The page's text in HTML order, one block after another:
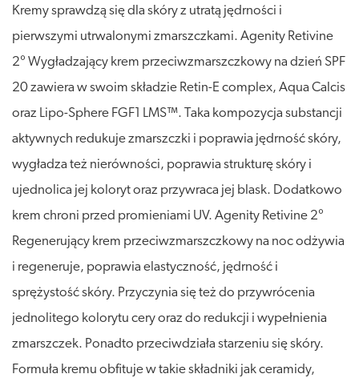
Kremy sprawdzą się dla skóry z utratą jędrności i
pierwszymi utrwalonymi zmarszczkami. Agenity Retivine
2° Wygładzający krem przeciwzmarszczkowy na dzień SPF
20 zawiera w swoim składzie Retin-E complex, Aqua Calcis
oraz Lipo-Sphere FGF1 LMS™. Taka kompozycja substancji
aktywnych redukuje zmarszczki i poprawia jędrność skóry,
wygładza też nierówności, poprawia strukturę skóry i
ujednolica jej koloryt oraz przywraca jej blask. Dodatkowo
krem chroni przed promieniami UV. Agenity Retivine 2°
Regenerujący krem przeciwzmarszczkowy na noc odżywia
i regeneruje, poprawia elastyczność, jędrność i
sprężystość skóry. Przyczynia się też do przywrócenia
jednolitego kolorytu cery oraz do redukcji i wypełnienia
zmarszczek. Ponadto przeciwdziała starzeniu się skóry.
Formuła kremu obfituje w takie składniki jak ceramidy,